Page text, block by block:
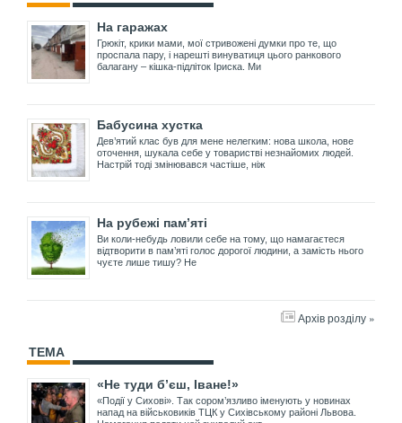
На гаражах
Грюкіт, крики мами, мої стривожені думки про те, що
проспала пару, і нарешті винуватиця цього ранкового
балагану – кішка-підліток Іриска. Ми
Бабусина хустка
Дев’ятий клас був для мене нелегким: нова школа, нове
оточення, шукала себе у товаристві незнайомих людей.
Настрій тоді змінювався частіше, ніж
На рубежі пам’яті
Ви коли-небудь ловили себе на тому, що намагаєтеся
відтворити в пам’яті голос дорогої людини, а замість нього
чуєте лише тишу? Не
Архів розділу »
ТЕМА
«Не туди б’єш, Іване!»
«Події у Сихові». Так сором’язливо іменують у новинах
напад на військовиків ТЦК у Сихівському районі Львова.